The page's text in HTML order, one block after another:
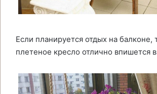
Если планируется отдых на балконе,
плетеное кресло отлично впишется